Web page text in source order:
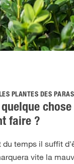
PLANTES DES
faire ?
du temps il suffit
vite la